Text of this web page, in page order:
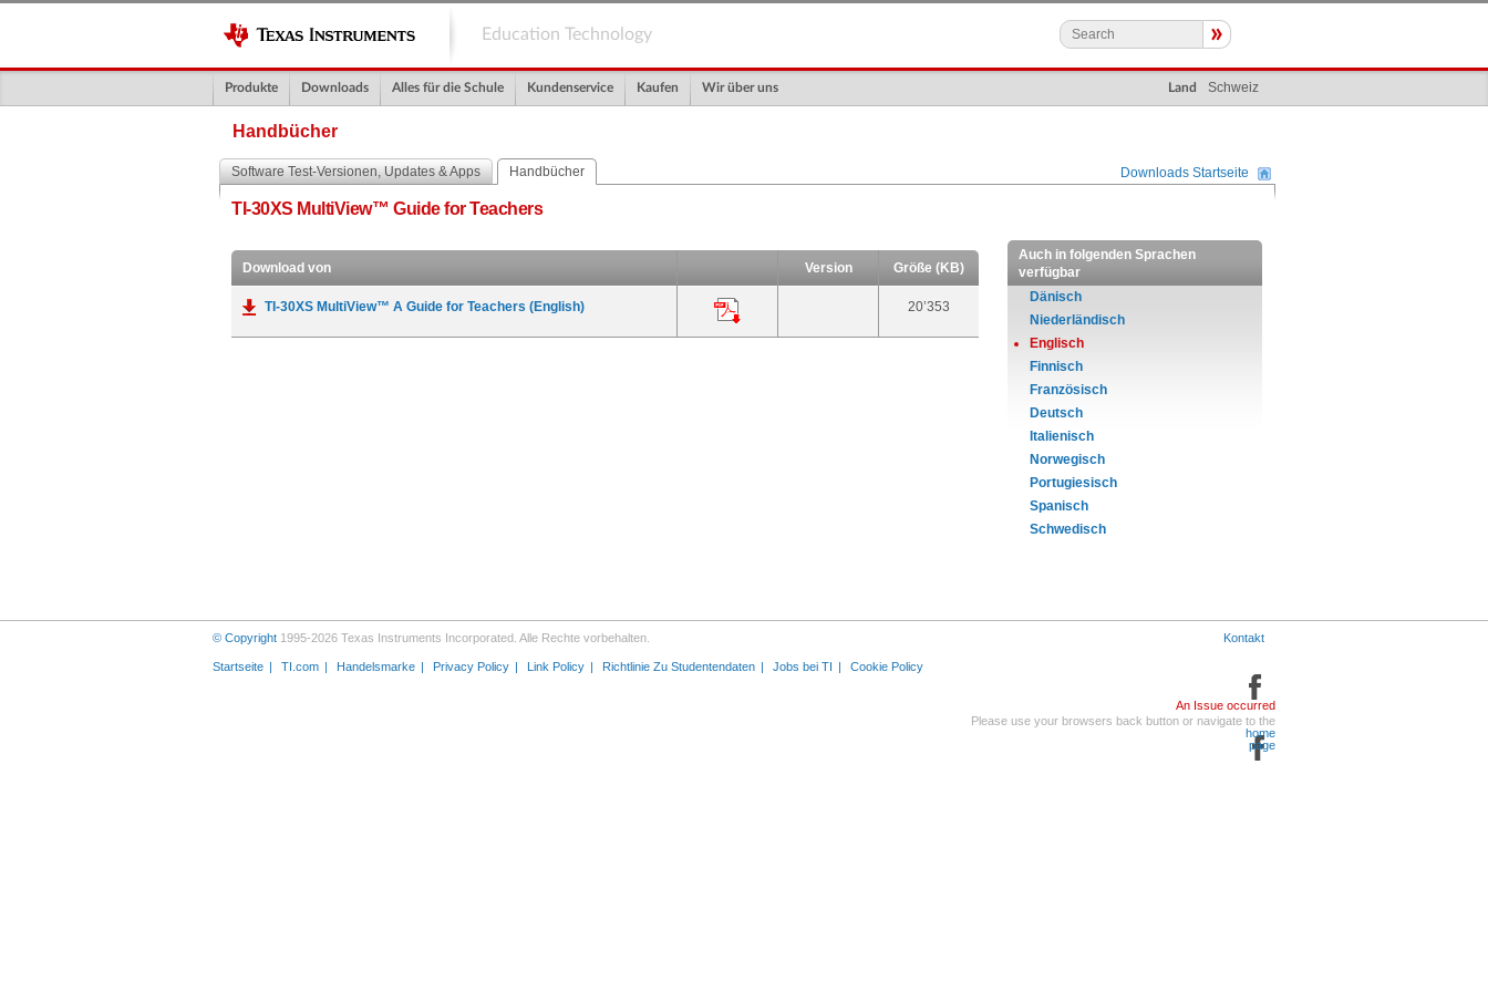
Education Technology »
Produkte Downloads Alles für die Schule Kundenservice Kaufen Wir über uns Land Schweiz
Handbücher
Software Test-Versionen, Updates & Apps Handbücher Downloads Startseite
TI-30XS MultiView™ Guide for Teachers
Download von Version Größe (KB)
TI-30XS MultiView™ A Guide for Teachers (English) 20’353
Auch in folgenden Sprachen
verfügbar
Dänisch
Niederländisch
Englisch
Finnisch
Französisch
Deutsch
Italienisch
Norwegisch
Portugiesisch
Spanisch
Schwedisch
© Copyright 1995-2026 Texas Instruments Incorporated. Alle Rechte vorbehalten.
Startseite TI.com Handelsmarke Privacy Policy Link Policy Richtlinie Zu Studentendaten Jobs bei TI Cookie Policy
Kontakt
An Issue occurred
Please use your browsers back button or navigate to the
home
page